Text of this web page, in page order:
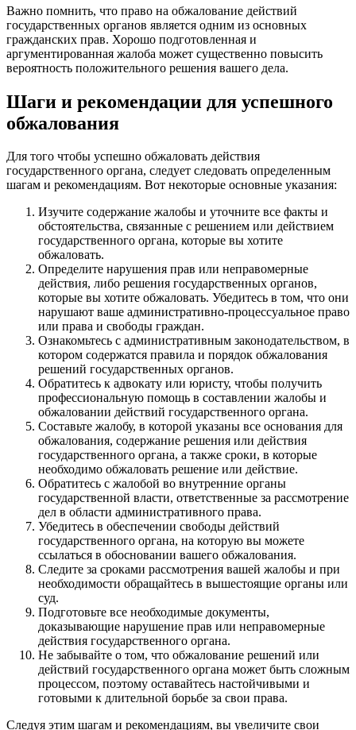
Важно помнить, что право на обжалование действий
государственных органов является одним из основных
гражданских прав. Хорошо подготовленная и
аргументированная жалоба может существенно повысить
вероятность положительного решения вашего дела.
Шаги и рекомендации для успешного
обжалования
Для того чтобы успешно обжаловать действия
государственного органа, следует следовать определенным
шагам и рекомендациям. Вот некоторые основные указания:
Изучите содержание жалобы и уточните все факты и
обстоятельства, связанные с решением или действием
государственного органа, которые вы хотите
обжаловать.
Определите нарушения прав или неправомерные
действия, либо решения государственных органов,
которые вы хотите обжаловать. Убедитесь в том, что они
нарушают ваше административно-процессуальное право
или права и свободы граждан.
Ознакомьтесь с административным законодательством, в
котором содержатся правила и порядок обжалования
решений государственных органов.
Обратитесь к адвокату или юристу, чтобы получить
профессиональную помощь в составлении жалобы и
обжаловании действий государственного органа.
Составьте жалобу, в которой указаны все основания для
обжалования, содержание решения или действия
государственного органа, а также сроки, в которые
необходимо обжаловать решение или действие.
Обратитесь с жалобой во внутренние органы
государственной власти, ответственные за рассмотрение
дел в области административного права.
Убедитесь в обеспечении свободы действий
государственного органа, на которую вы можете
ссылаться в обосновании вашего обжалования.
Следите за сроками рассмотрения вашей жалобы и при
необходимости обращайтесь в вышестоящие органы или
суд.
Подготовьте все необходимые документы,
доказывающие нарушение прав или неправомерные
действия государственного органа.
Не забывайте о том, что обжалование решений или
действий государственного органа может быть сложным
процессом, поэтому оставайтесь настойчивыми и
готовыми к длительной борьбе за свои права.
Следуя этим шагам и рекомендациям, вы увеличите свои